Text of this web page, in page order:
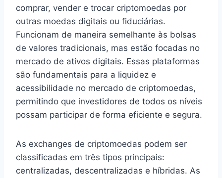
comprar, vender e trocar criptomoedas por
outras moedas digitais ou fiduciárias.
Funcionam de maneira semelhante às bolsas
de valores tradicionais, mas estão focadas no
mercado de ativos digitais. Essas plataformas
são fundamentais para a liquidez e
acessibilidade no mercado de criptomoedas,
permitindo que investidores de todos os níveis
possam participar de forma eficiente e segura.
As exchanges de criptomoedas podem ser
classificadas em três tipos principais:
centralizadas, descentralizadas e híbridas. As